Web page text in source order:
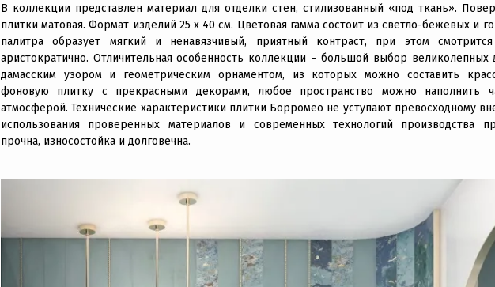
В коллекции представлен материал для отделки стен, стилизованный «под ткань».
плитки матовая. Формат изделий 25 x 40 см. Цветовая гамма состоит из светло-бежевых и
палитра образует мягкий и ненавязчивый, приятный контраст, при этом
аристократично. Отличительная особенность коллекции – большой выбор
дамасским узором и геометрическим орнаментом, из которых можно составить
фоновую плитку с прекрасными декорами, любое пространство можно наполнить
атмосферой. Технические характеристики плитки Борромео не уступают превосходному
использования проверенных материалов и современных технологий производства
прочна, износостойка и долговечна.